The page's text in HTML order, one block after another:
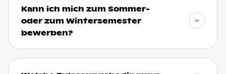
Kann ich mich zum Sommer-
oder zum Wintersemester
bewerben?